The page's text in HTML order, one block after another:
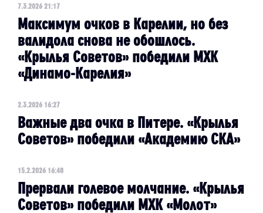
7.3.2026 21:17
Максимум очков в Карелии, но без
валидола снова не обошлось.
«Крылья Советов» победили МХК
«Динамо-Карелия»
2.3.2026 16:27
Важные два очка в Питере. «Крылья
Советов» победили «Академию СКА»
15.2.2026 16:48
Прервали голевое молчание. «Крылья
Советов» победили МХК «Молот»